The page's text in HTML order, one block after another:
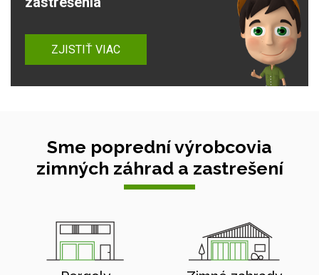
ZJISTIŤ VIAC
Sme poprední výrobcovia
zimných záhrad a zastrešení